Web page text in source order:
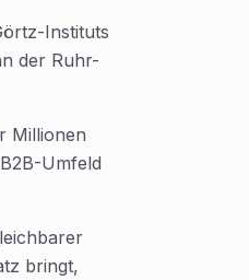
Instituts
der Ruhr-
Millionen
Umfeld
bringt,